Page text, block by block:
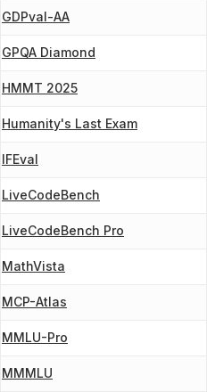
GDPval-AA
GPQA Diamond
HMMT 2025
Humanity's Last Exam
IFEval
LiveCodeBench
LiveCodeBench Pro
MathVista
MCP-Atlas
MMLU-Pro
MMMLU